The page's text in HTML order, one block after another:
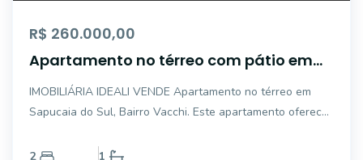
R$ 260.000,00
Apartamento no térreo com pátio em
IMOBILIÁRIA IDEALI VENDE Apartamento no térreo em
Sapucaia do Sul, Bairro Vacchi. Este apartamento oferece
vaga para carro. O Condomínio Porto de Nápolis oferece
2 1